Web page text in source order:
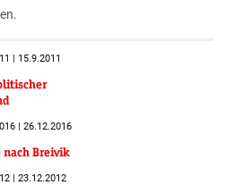
| 15.9.2011
| 26.12.2016
nach Breivik
| 23.12.2012